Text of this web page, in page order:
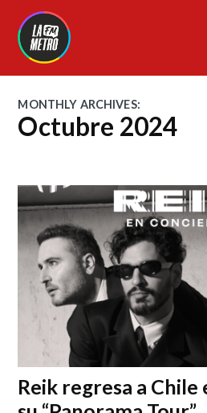
content
MONTHLY ARCHIVES:
Octubre 2024
Reik regresa a Chile